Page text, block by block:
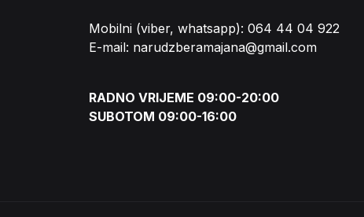
Mobilni (viber, whatsapp): 064 44 04 922
E-mail: narudzberamajana@gmail.com
RADNO VRIJEME 09:00-20:00
SUBOTOM 09:00-16:00